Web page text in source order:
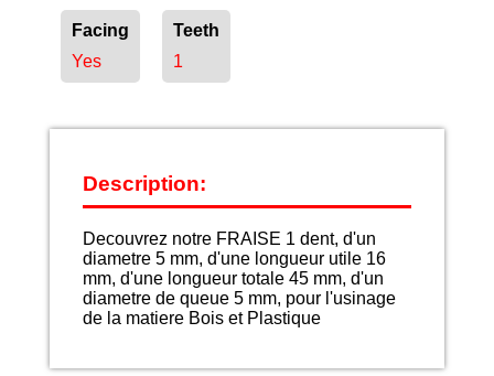
Facing
Yes
Teeth
1
Description:
Decouvrez notre FRAISE 1 dent, d'un
diametre 5 mm, d'une longueur utile 16
mm, d'une longueur totale 45 mm, d'un
diametre de queue 5 mm, pour l'usinage
de la matiere Bois et Plastique